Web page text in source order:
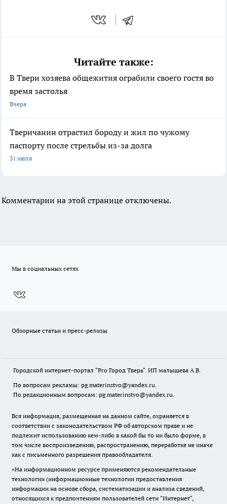
Читайте также:
В Твери хозяева общежития ограбили своего гостя во
время застолья
Вчера
Тверичанин отрастил бороду и жил по чужому
паспорту после стрельбы из-за долга
31 июля
Комментарии на этой странице отключены.
Мы в социальных сетях
Обзорные статьи и пресс-релизы
Городской интернет-портал "Pro Город Тверь". ИП малышева А.В.
По вопросам рекламы: pg.materinstvo@yandex.ru.
По редакционным вопросам: pg.materinstvo@yandex.ru.
Вся информация, размещенная на данном сайте, охраняется в
соответствии с законодательством РФ об авторском праве и не
подлежит использованию кем-либо в какой бы то ни было форме, в
том числе воспроизведению, распространению, переработке не иначе
как с письменного разрешения правообладателя.
«На информационном ресурсе применяются рекомендательные
технологии (информационные технологии предоставления
информации на основе сбора, систематизации и анализа сведений,
относящихся к предпочтениям пользователей сети "Интернет",